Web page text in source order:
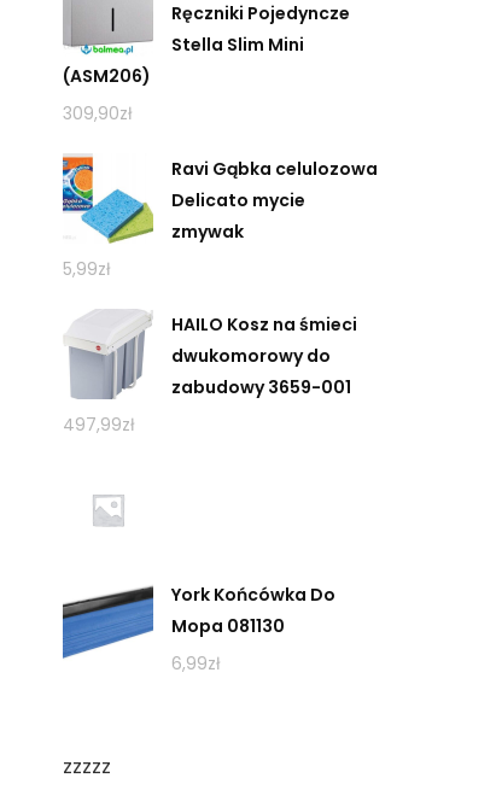
Ręczniki Pojedyncze
Stella Slim Mini
(ASM206)
309,90zł
Ravi Gąbka celulozowa
Delicato mycie
zmywak
5,99zł
HAILO Kosz na śmieci
dwukomorowy do
zabudowy 3659-001
497,99zł
York Końcówka Do
Mopa 081130
6,99zł
zzzzz